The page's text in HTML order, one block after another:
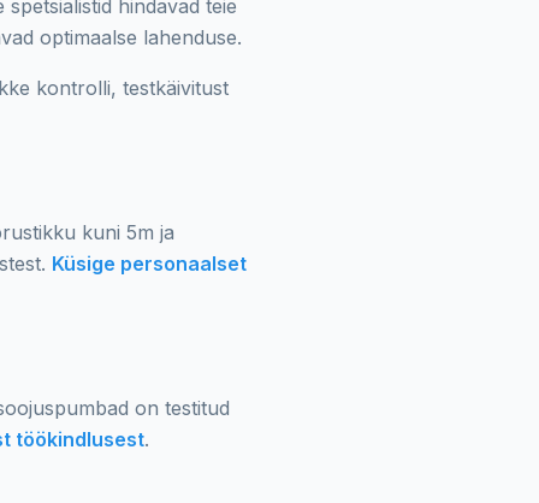
hindavad teie
optimaalse lahenduse.
kontrolli, testkäivitust
kuni 5m ja
Küsige personaalset
on testitud
töökindlusest.